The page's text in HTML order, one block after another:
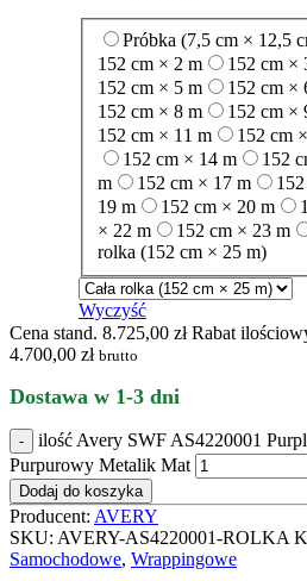
Próbka (7,5 cm × 12,5
152 cm × 2 m
152 cm ×
152 cm × 5 m
152 cm ×
152 cm × 8 m
152 cm ×
152 cm × 11 m
152 cm
152 cm × 14 m
152
m
152 cm × 17 m
19 m
152 cm × 20 m
× 22 m
152 cm × 23 m
rolka (152 cm × 25 m)
Wyczyść
Cena stand. 8.725,00 zł Rabat
4.700,00 zł brutto
Dostawa w 1-3 dni
ilość Avery SWF AS4220001
Purpurowy Metalik Mat
Dodaj do koszyka
Producent: AVERY
SKU: AVERY-AS4220001-ROLKA
Samochodowe, Wrappingowe